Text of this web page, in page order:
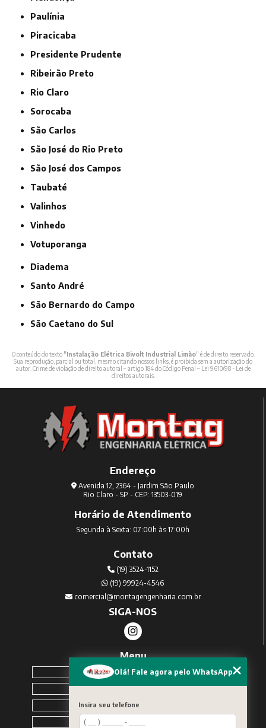
Paulínia
Piracicaba
Presidente Prudente
Ribeirão Preto
Rio Claro
Sorocaba
São Carlos
São José do Rio Preto
São José dos Campos
Taubaté
Valinhos
Vinhedo
Votuporanga
Diadema
Santo André
São Bernardo do Campo
São Caetano do Sul
O conteúdo do texto "Instalação Elétrica Bivolt Industrial Limão" é de direito reservado.
Sua reprodução, parcial ou total, mesmo citando nossos links, é proibida sem a autorização do
autor. Crime de violação de direito autoral – artigo 184 do Código Penal – Lei 9610/98 - Lei de
direitos autorais.
Endereço
Avenida 12, 2364 - Jardim São Paulo
Rio Claro - SP - CEP: 13503-019
Horário de Atendimento
Segunda à Sexta: 07:00h às 17:00h
Contato
(19) 3524-1152
(19) 99924-4546
comercial@montagengenharia.com.br
SIGA-NOS
Menu
Home
Sobre Nós
Serviços
Olá! Fale agora pelo WhatsApp
Insira seu telefone